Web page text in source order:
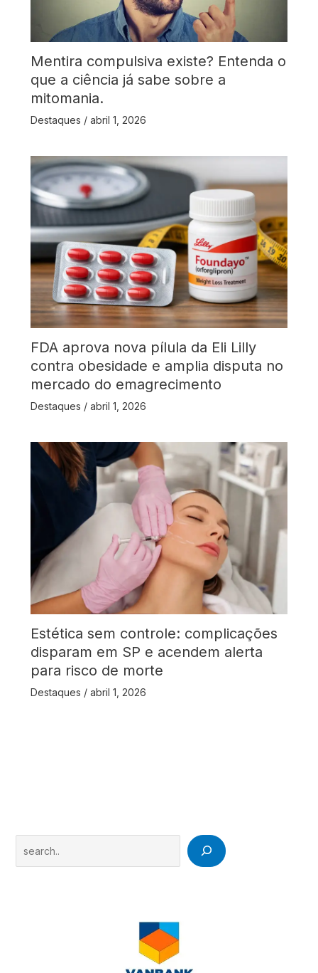
Mentira compulsiva existe? Entenda o
que a ciência já sabe sobre a
mitomania.
Destaques / abril 1, 2026
FDA aprova nova pílula da Eli Lilly
contra obesidade e amplia disputa no
mercado do emagrecimento
Destaques / abril 1, 2026
Estética sem controle: complicações
disparam em SP e acendem alerta
para risco de morte
Destaques / abril 1, 2026